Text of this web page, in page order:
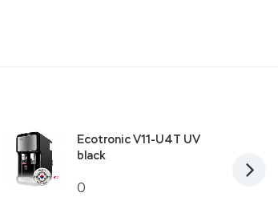
0
Ecotronic V11-U4T UV
black